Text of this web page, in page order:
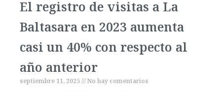
El registro de visitas a La
Baltasara en 2023 aumenta
casi un 40% con respecto al
año anterior
septiembre 11, 2025 No hay comentarios